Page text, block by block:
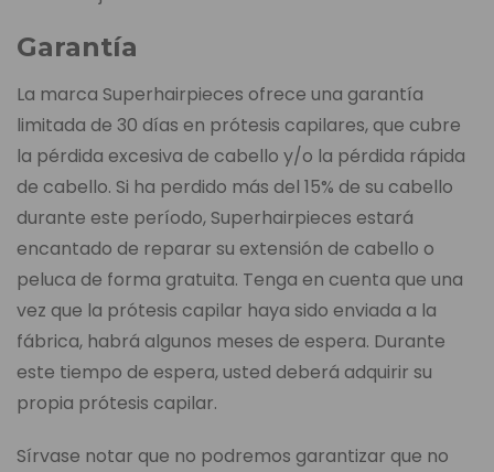
Garantía
La marca Superhairpieces ofrece una garantía
limitada de 30 días en prótesis capilares, que cubre
la pérdida excesiva de cabello y/o la pérdida rápida
de cabello. Si ha perdido más del 15% de su cabello
durante este período, Superhairpieces estará
encantado de reparar su extensión de cabello o
peluca de forma gratuita. Tenga en cuenta que una
vez que la prótesis capilar haya sido enviada a la
fábrica, habrá algunos meses de espera. Durante
este tiempo de espera, usted deberá adquirir su
propia prótesis capilar.
Sírvase notar que no podremos garantizar que no